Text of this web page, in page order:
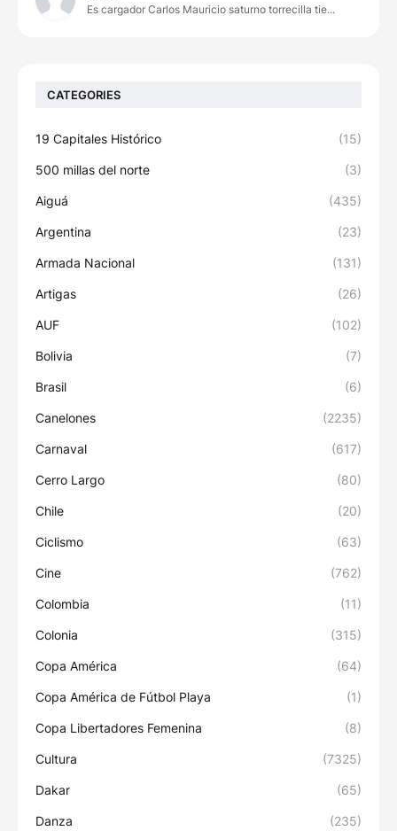
Es cargador Carlos Mauricio saturno torrecilla tie...
CATEGORIES
19 Capitales Histórico (15)
500 millas del norte (3)
Aiguá (435)
Argentina (23)
Armada Nacional (131)
Artigas (26)
AUF (102)
Bolivia (7)
Brasil (6)
Canelones (2235)
Carnaval (617)
Cerro Largo (80)
Chile (20)
Ciclismo (63)
Cine (762)
Colombia (11)
Colonia (315)
Copa América (64)
Copa América de Fútbol Playa (1)
Copa Libertadores Femenina (8)
Cultura (7325)
Dakar (65)
Danza (235)